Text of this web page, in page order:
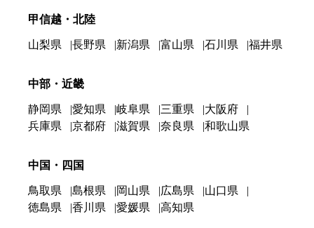
甲信越・北陸
山梨県 長野県 新潟県 富山県 石川県 福井県
中部・近畿
静岡県 愛知県 岐阜県 三重県
大阪府
兵庫県
京都府 滋賀県 奈良県 和歌山県
中国・四国
鳥取県 島根県 岡山県 広島県
山口県
徳島県
香川県 愛媛県 高知県